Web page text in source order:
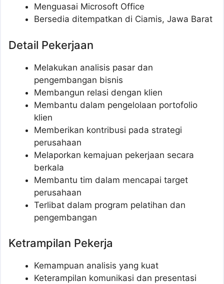
Menguasai Microsoft Office
Bersedia ditempatkan di Ciamis, Jawa Barat
Detail Pekerjaan
Melakukan analisis pasar dan
pengembangan bisnis
Membangun relasi dengan klien
Membantu dalam pengelolaan portofolio
klien
Memberikan kontribusi pada strategi
perusahaan
Melaporkan kemajuan pekerjaan secara
berkala
Membantu tim dalam mencapai target
perusahaan
Terlibat dalam program pelatihan dan
pengembangan
Ketrampilan Pekerja
Kemampuan analisis yang kuat
Keterampilan komunikasi dan presentasi